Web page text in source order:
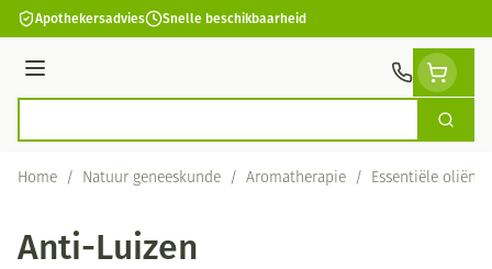
Ga naar de inhoud
Apothekersadvies Snelle beschikbaarheid
Menu
Zoek
Home / Natuur geneeskunde / Aromatherapie / Essentiële oliën
Anti-Luizen